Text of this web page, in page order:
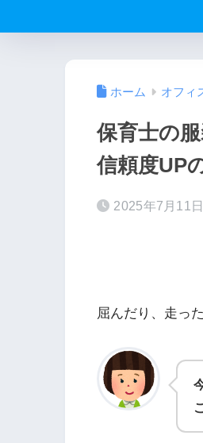
ホーム オフィ
保育士の
信頼度UP
2025年7月11日
屈んだり、走っ